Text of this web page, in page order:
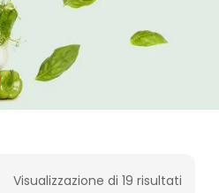
Visualizzazione di 19 risultati